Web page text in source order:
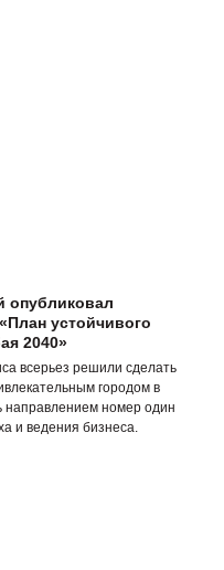
опубликовал
устойчивого
2040»
всерьез решили сделать
городом в
направлением номер один
и ведения бизнеса.